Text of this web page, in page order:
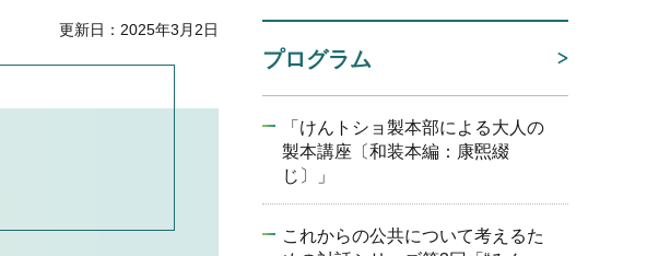
更新日：2025年3月2日
プログラム
「けんトショ製本部による大人の
製本講座〔和装本編：康煕綴
じ〕」
これからの公共について考えるた